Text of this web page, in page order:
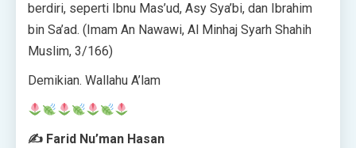
berdiri, seperti Ibnu Mas’ud, Asy Sya’bi, dan Ibrahim
bin Sa’ad. (Imam An Nawawi, Al Minhaj Syarh Shahih
Muslim, 3/166)
Demikian. Wallahu A’lam
✍️ Farid Nu’man Hasan